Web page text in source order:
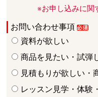
※お申し込みに関
お問い合わせ事項
資料が欲しい
商品を見たい・試弾
見積もりが欲しい・
レッスン見学・体験